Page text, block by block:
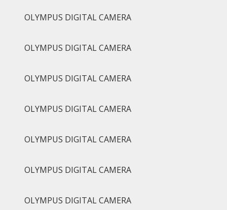
OLYMPUS DIGITAL CAMERA
OLYMPUS DIGITAL CAMERA
OLYMPUS DIGITAL CAMERA
OLYMPUS DIGITAL CAMERA
OLYMPUS DIGITAL CAMERA
OLYMPUS DIGITAL CAMERA
OLYMPUS DIGITAL CAMERA